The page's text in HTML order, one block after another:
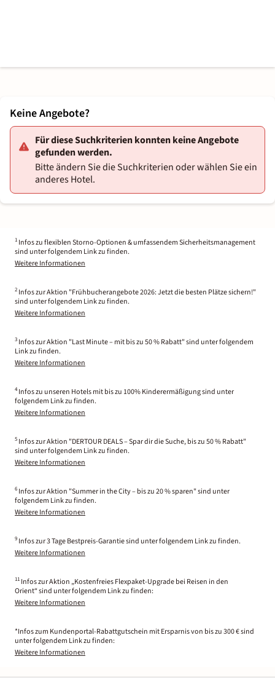
Keine Angebote?
Für diese Suchkriterien konnten keine Angebote
gefunden werden.
Bitte ändern Sie die Suchkriterien oder wählen Sie ein
anderes Hotel.
1 Infos zu flexiblen Storno-Optionen & umfassendem Sicherheitsmanagement
sind unter folgendem Link zu finden.
Weitere Informationen
2 Infos zur Aktion "Frühbucherangebote 2026: Jetzt die besten Plätze sichern!"
sind unter folgendem Link zu finden.
Weitere Informationen
3 Infos zur Aktion "Last Minute – mit bis zu 50 % Rabatt" sind unter folgendem
Link zu finden.
Weitere Informationen
4 Infos zu unseren Hotels mit bis zu 100% Kinderermäßigung sind unter
folgendem Link zu finden.
Weitere Informationen
5 Infos zur Aktion "DERTOUR DEALS – Spar dir die Suche, bis zu 50 % Rabatt"
sind unter folgendem Link zu finden.
Weitere Informationen
6 Infos zur Aktion "Summer in the City – bis zu 20 % sparen" sind unter
folgendem Link zu finden.
Weitere Informationen
9 Infos zur 3 Tage Bestpreis-Garantie sind unter folgendem Link zu finden.
Weitere Informationen
11 Infos zur Aktion „Kostenfreies Flexpaket-Upgrade bei Reisen in den
Orient“ sind unter folgendem Link zu finden:
Weitere Informationen
*Infos zum Kundenportal-Rabattgutschein mit Ersparnis von bis zu 300 € sind
unter folgendem Link zu finden:
Weitere Informationen